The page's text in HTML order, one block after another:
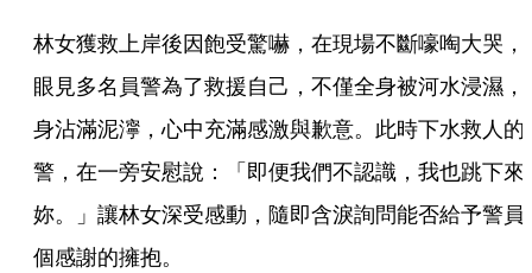
林女獲救上岸後因飽受驚嚇，在現場不斷嚎啕大哭，
眼見多名員警為了救援自己，不僅全身被河水浸濕，
身沾滿泥濘，心中充滿感激與歉意。此時下水救人的
警，在一旁安慰說：「即便我們不認識，我也跳下來
妳。」讓林女深受感動，隨即含淚詢問能否給予警員
個感謝的擁抱。